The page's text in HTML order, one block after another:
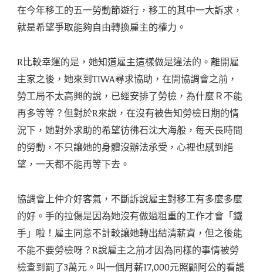
在今年移工的五一勞動節遊行，移工的其中一大訴求，
就是希望爭取能夠自由轉換雇主的權力。
R比較幸運的是，她知道雇主這樣做是違法的。離開雇
主家之後，她來到TIWA尋求協助，在開協調會之前，
勞工局不太高興的說，已經安排了勞檢，為什麼Ｒ不能
再多等等？但對於R來說，在沒有被告知勞檢日期的情
況下，她對外求助的希望彷彿石沈大海般，每天長時間
的勞動，不只讓她的身體沒辦法承受，心裡也感到絕
望，一天都不能再等下去。
協調會上仲介好客氣，不斷訴說雇主對移工有多麼多麼
的好。手的拉傷是因為她沒有做過粗重的工作才會「鐵
手」啦！雇主同意不計較讓她轉出結清薪資，但之後能
不能不要勞檢呀？R說雇主之前才因為同樣的事情被勞
檢查到罰了3萬元。叫一個月薪17,000元照顧阿公的看護